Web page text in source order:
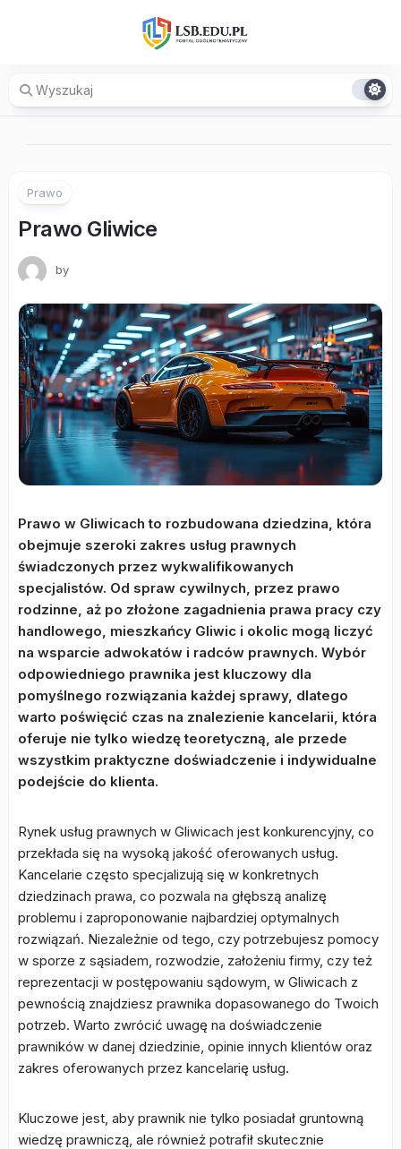
Prawo
Prawo Gliwice
by
Prawo w Gliwicach to rozbudowana dziedzina, która
obejmuje szeroki zakres usług prawnych
świadczonych przez wykwalifikowanych
specjalistów. Od spraw cywilnych, przez prawo
rodzinne, aż po złożone zagadnienia prawa pracy czy
handlowego, mieszkańcy Gliwic i okolic mogą liczyć
na wsparcie adwokatów i radców prawnych. Wybór
odpowiedniego prawnika jest kluczowy dla
pomyślnego rozwiązania każdej sprawy, dlatego
warto poświęcić czas na znalezienie kancelarii, która
oferuje nie tylko wiedzę teoretyczną, ale przede
wszystkim praktyczne doświadczenie i indywidualne
podejście do klienta.
Rynek usług prawnych w Gliwicach jest konkurencyjny, co
przekłada się na wysoką jakość oferowanych usług.
Kancelarie często specjalizują się w konkretnych
dziedzinach prawa, co pozwala na głębszą analizę
problemu i zaproponowanie najbardziej optymalnych
rozwiązań. Niezależnie od tego, czy potrzebujesz pomocy
w sporze z sąsiadem, rozwodzie, założeniu firmy, czy też
reprezentacji w postępowaniu sądowym, w Gliwicach z
pewnością znajdziesz prawnika dopasowanego do Twoich
potrzeb. Warto zwrócić uwagę na doświadczenie
prawników w danej dziedzinie, opinie innych klientów oraz
zakres oferowanych przez kancelarię usług.
Kluczowe jest, aby prawnik nie tylko posiadał gruntowną
wiedzę prawniczą, ale również potrafił skutecznie